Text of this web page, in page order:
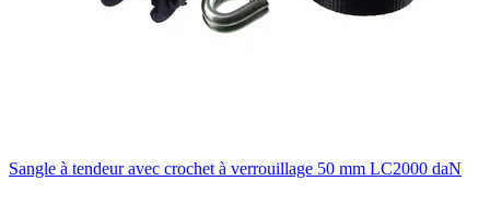
Sangle à tendeur avec crochet à verrouillage 50 mm LC2000 daN